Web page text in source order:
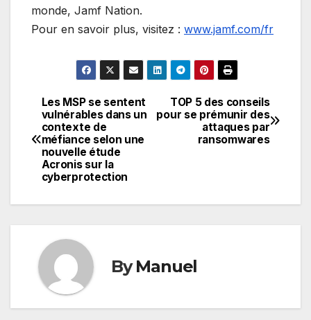
monde, Jamf Nation.
Pour en savoir plus, visitez : www.jamf.com/fr
Navigation
de
l’article
TOP 5 des conseils
pour se prémunir des
attaques par
ransomwares
Les MSP se sentent
vulnérables dans un
contexte de
méfiance selon une
nouvelle étude
Acronis sur la
cyberprotection
ByManuel